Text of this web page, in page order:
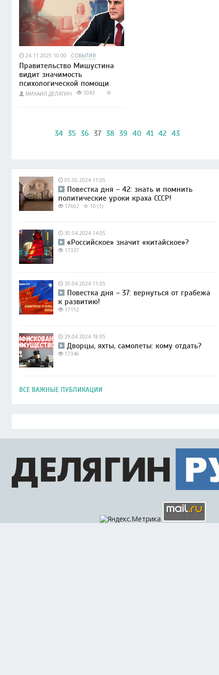
24.11.2025 10:00 СОБЫТИЯ
Правительство Мишустина
видит значимость
психологической помощи
МИХАИЛ ДЕЛЯГИН 1043
34 35 36 37 38 39 40 41 42 43
05.05.2024 11:05
Повестка дня – 42: знать и помнить
политические уроки краха СССР!
17662 10 (1)
30.04.2024 14:05
«Российское» значит «китайское»?
17337
30.04.2024 11:05
Повестка дня – 37: вернуться от грабежа
к развитию!
17112
29.04.2024 18:05
Дворцы, яхты, самолеты: кому отдать?
17346
ВСЕ ВАЖНЫЕ ПУБЛИКАЦИИ